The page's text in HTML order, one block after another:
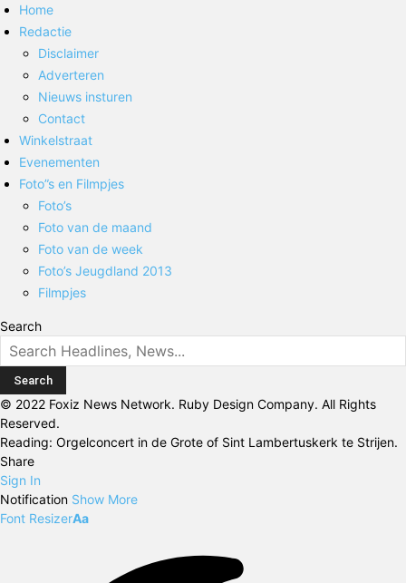
Home
Redactie
Disclaimer
Adverteren
Nieuws insturen
Contact
Winkelstraat
Evenementen
Foto”s en Filmpjes
Foto’s
Foto van de maand
Foto van de week
Foto’s Jeugdland 2013
Filmpjes
Search
© 2022 Foxiz News Network. Ruby Design Company. All Rights
Reserved.
Reading: Orgelconcert in de Grote of Sint Lambertuskerk te Strijen.
Share
Sign In
Notification Show More
Font ResizerAa